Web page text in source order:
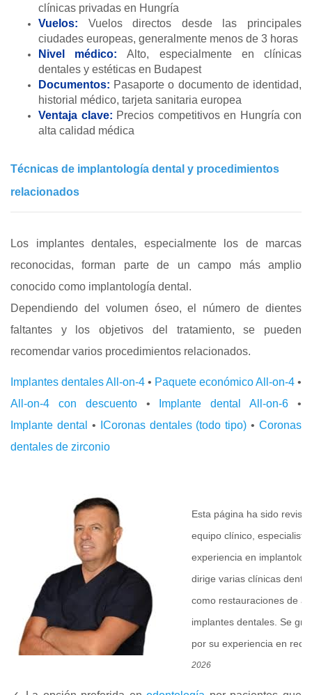
clínicas privadas en Hungría
Vuelos: Vuelos directos desde las principales
ciudades europeas, generalmente menos de 3 horas
Nivel médico:Alto, especialmente en clínicas
dentales y estéticas en Budapest
Documentos: Pasaporte o documento de identidad,
historial médico, tarjeta sanitaria europea
Ventaja clave: Precios competitivos en Hungría con
alta calidad médica
Técnicas de implantología dental y procedimientos
relacionados
Los implantes dentales, especialmente los de marcas
reconocidas, forman parte de un campo más amplio
conocido como implantología dental.
Dependiendo del volumen óseo, el número de dientes
faltantes y los objetivos del tratamiento, se pueden
recomendar varios procedimientos relacionados.
Implantes dentales All-on-4 • Paquete económico All-on-4 •
All-on-4 con descuento• Implante dental All-on-6 •
Implante dental
• Coronas dentales (todo tipo) • Coronas
dentales de zirconio
Esta página ha sido
equipo clínico,
experiencia en
dirige varias clínicas
como restauraciones de
implantes dentales. Se
por su experiencia en
2026